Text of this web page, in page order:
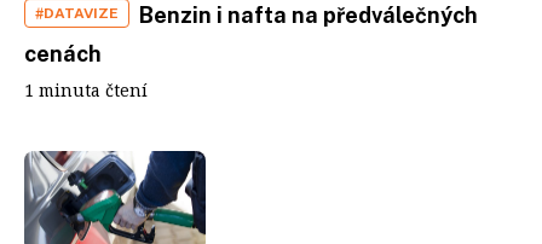
#DATAVIZE
Benzin i nafta na předválečných
cenách
1 minuta čtení